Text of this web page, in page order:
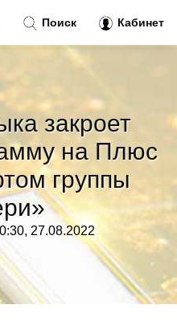
закроет
на Плюс
группы
27.08.2022
Поиск Кабинет